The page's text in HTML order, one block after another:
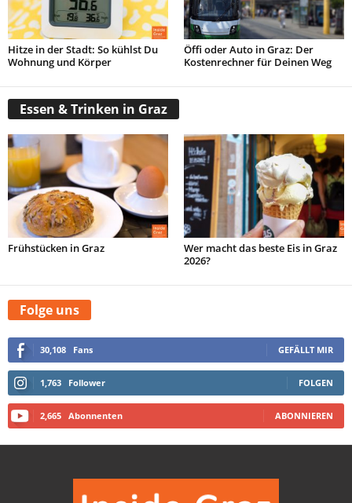
Hitze in der Stadt: So kühlst Du
Wohnung und Körper
Öffi oder Auto in Graz: Der
Kostenrechner für Deinen Weg
Essen & Trinken in Graz
Frühstücken in Graz
Wer macht das beste Eis in Graz
2026?
Folge uns
30,108 Fans GEFÄLLT MIR
1,763 Follower FOLGEN
2,665 Abonnenten ABONNIEREN